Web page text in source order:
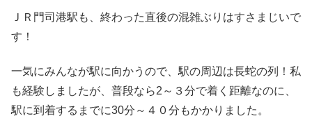
ＪＲ門司港駅も、終わった直後の混雑ぶりはすさまじいで
す！
一気にみんなが駅に向かうので、駅の周辺は長蛇の列！私
も経験しましたが、普段なら2～３分で着く距離なのに、
駅に到着するまでに30分～４０分もかかりました。